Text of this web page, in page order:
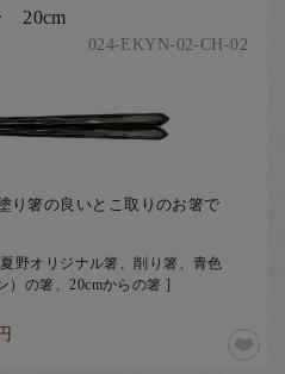
20cm
024-EKYN-02-CH-02
り箸の良いとこ取りのお箸で
野オリジナル箸、削り箸、青色
）の箸、20cmからの箸 ]